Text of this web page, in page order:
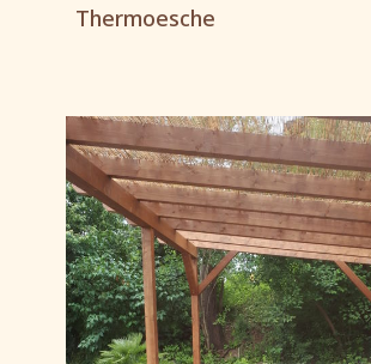
Thermoesche